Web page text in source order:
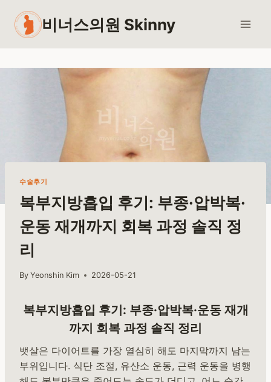
content
비너스의원 Skinny
수술후기
복부지방흡입 후기: 부종·압박복·
운동 재개까지 회복 과정 솔직 정
리
By Yeonshin Kim 2026-05-21
복부지방흡입 후기: 부종·압박복·운동 재개
까지 회복 과정 솔직 정리
뱃살은 다이어트를 가장 열심히 해도 마지막까지 남는
부위입니다. 식단 조절, 유산소 운동, 근력 운동을 병행